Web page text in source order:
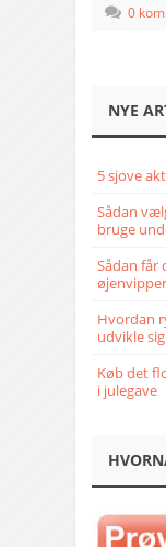
0
NYE
5 sjove
Sådan
bruge
Sådan får
øjenvipper
Hvordan
udvikle sig
Køb det
i julegave